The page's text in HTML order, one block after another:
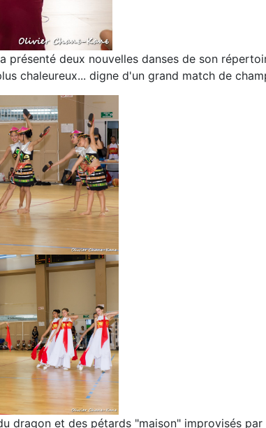
deux nouvelles danses de son
chaleureux... digne d'un grand match de
dragon et des pétards "maison" improvisés